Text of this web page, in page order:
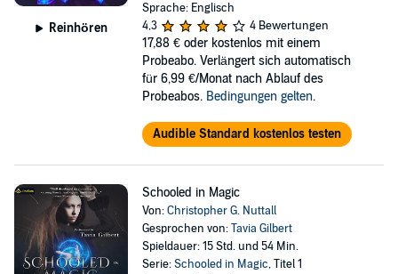
Reinhören
Sprache: Englisch
4,3
4 Bewertungen
17,88 € oder kostenlos mit einem
Probeabo. Verlängert sich automatisch
für 6,99 €/Monat nach Ablauf des
Probeabos. Bedingungen gelten.
Audible Standard kostenlos testen
Schooled in Magic
Von:Christopher G. Nuttall
Gesprochen von:Tavia Gilbert
Spieldauer: 15 Std. und 54 Min.
Serie:Schooled in Magic, Titel 1